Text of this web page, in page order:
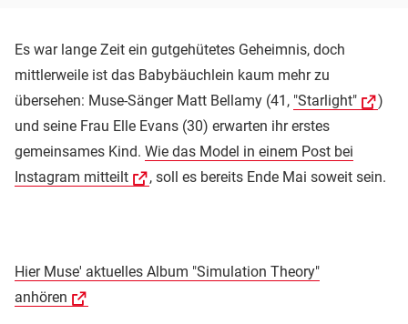
Es war lange Zeit ein gutgehütetes Geheimnis, doch
mittlerweile ist das Babybäuchlein kaum mehr zu
übersehen: Muse-Sänger Matt Bellamy (41, "Starlight"
)
und seine Frau Elle Evans (30) erwarten ihr erstes
gemeinsames Kind. Wie das Model in einem Post bei
Instagram mitteilt
, soll es bereits Ende Mai soweit sein.
Hier Muse' aktuelles Album "Simulation Theory"
anhören